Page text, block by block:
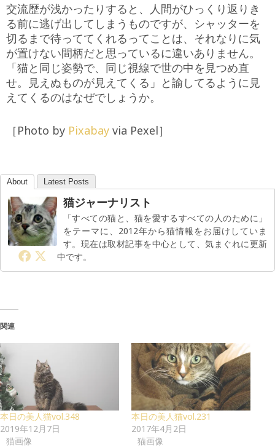
交流歴が浅かったりすると、人間がひっくり返りき
る前に逃げ出してしまうものですが、シャッターを
切るまで待っててくれるってことは、それなりに気
が置けない間柄だと思っているに違いありません。
「猫と同じ姿勢で、同じ視線で世の中を見つめ直
せ。見えぬものが見えてくる」と諭してるように見
えてくるのはなぜでしょうか。
［Photo by Pixabay via Pexel］
About Latest Posts
猫ジャーナリスト
「すべての猫と、猫を愛するすべての人のために」
をテーマに、2012年から猫情報をお届けしていま
す。現在は取材記事を中心として、気まぐれに更新
中です。
関連
本日の美人猫vol.348
2019年12月7日
猫画像
本日の美人猫vol.231
2017年4月2日
猫画像